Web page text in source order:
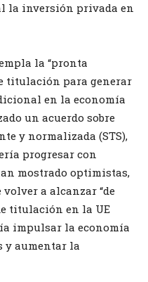
la inversión privada en
la “pronta
titulación para generar
en la economía
un acuerdo sobre
y normalizada (STS),
progresar con
mostrado optimistas,
a alcanzar “de
titulación en la UE
impulsar la economía
y aumentar la